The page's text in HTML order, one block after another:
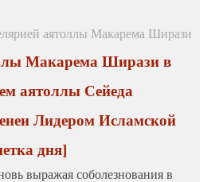
аятоллы Макарема Ширази
Макарема Ширази в
аятоллы Сейеда
Лидером Исламской
дня]
выражая соболезнования в